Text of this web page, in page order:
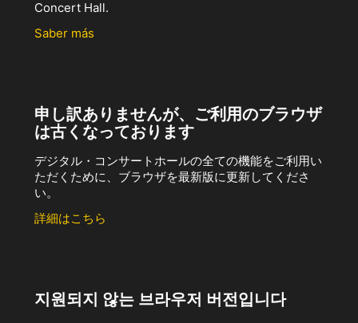
Concert Hall.
Saber más
申し訳ありませんが、ご利用のブラウザ
は古くなっております
デジタル・コンサートホールの全ての機能をご利用い
ただくために、ブラウザを最新版に更新してくださ
い。
詳細はこちら
지원되지 않는 브라우저 버전입니다